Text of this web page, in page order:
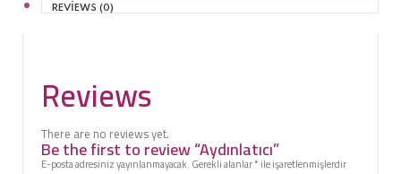
REVIEWS (0)
Reviews
There are no reviews yet.
Be the first to review “Aydınlatıcı”
E-posta adresiniz yayınlanmayacak. Gerekli alanlar* ile işaretlenmişlerdir